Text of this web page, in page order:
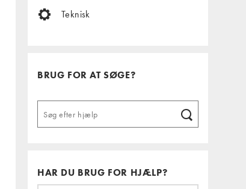
Teknisk
BRUG FOR AT SØGE?
HAR DU BRUG FOR HJÆLP?